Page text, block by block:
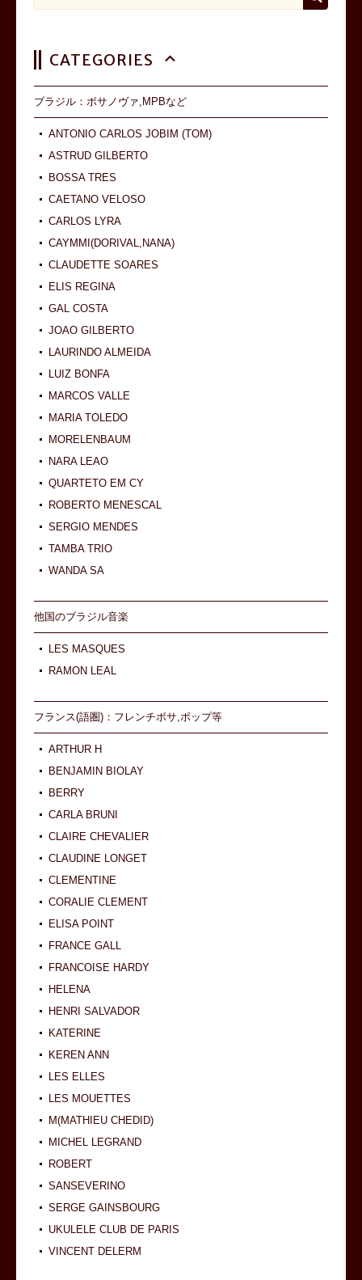
CATEGORIES
ブラジル：ボサノヴァ,MPBなど
ANTONIO CARLOS JOBIM (TOM)
ASTRUD GILBERTO
BOSSA TRES
CAETANO VELOSO
CARLOS LYRA
CAYMMI(DORIVAL,NANA)
CLAUDETTE SOARES
ELIS REGINA
GAL COSTA
JOAO GILBERTO
LAURINDO ALMEIDA
LUIZ BONFA
MARCOS VALLE
MARIA TOLEDO
MORELENBAUM
NARA LEAO
QUARTETO EM CY
ROBERTO MENESCAL
SERGIO MENDES
TAMBA TRIO
WANDA SA
他国のブラジル音楽
LES MASQUES
RAMON LEAL
フランス(語圏)：フレンチボサ,ポップ等
ARTHUR H
BENJAMIN BIOLAY
BERRY
CARLA BRUNI
CLAIRE CHEVALIER
CLAUDINE LONGET
CLEMENTINE
CORALIE CLEMENT
ELISA POINT
FRANCE GALL
FRANCOISE HARDY
HELENA
HENRI SALVADOR
KATERINE
KEREN ANN
LES ELLES
LES MOUETTES
M(MATHIEU CHEDID)
MICHEL LEGRAND
ROBERT
SANSEVERINO
SERGE GAINSBOURG
UKULELE CLUB DE PARIS
VINCENT DELERM